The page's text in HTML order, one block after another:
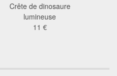
Crête de dinosaure
lumineuse
11 €